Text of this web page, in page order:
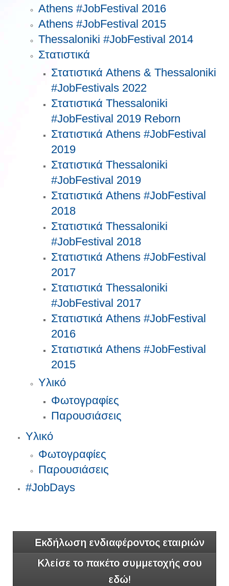
Athens #JobFestival 2016
Athens #JobFestival 2015
Thessaloniki #JobFestival 2014
Στατιστικά
Στατιστικά Athens & Thessaloniki
#JobFestivals 2022
Στατιστικά Thessaloniki
#JobFestival 2019 Reborn
Στατιστικά Athens #JobFestival
2019
Στατιστικά Thessaloniki
#JobFestival 2019
Στατιστικά Athens #JobFestival
2018
Στατιστικά Thessaloniki
#JobFestival 2018
Στατιστικά Athens #JobFestival
2017
Στατιστικά Thessaloniki
#JobFestival 2017
Στατιστικά Athens #JobFestival
2016
Στατιστικά Athens #JobFestival
2015
Υλικό
Φωτογραφίες
Παρουσιάσεις
Υλικό
Φωτογραφίες
Παρουσιάσεις
#JobDays
Εκδήλωση ενδιαφέροντος εταιριών
Κλείσε το πακέτο συμμετοχής σου
εδώ!